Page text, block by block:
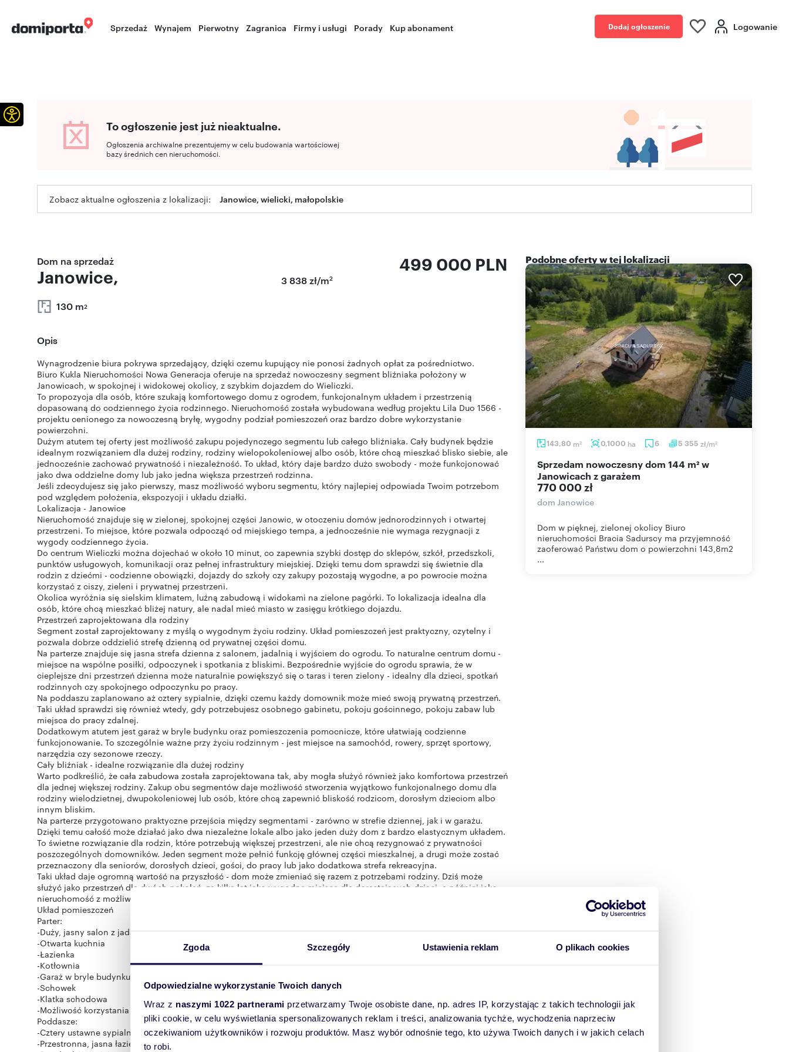
Zgoda Szczegóły Ustawienia reklam O plikach cookies
Odpowiedzialne wykorzystanie Twoich danych
Wraz z naszymi 1022 partnerami przetwarzamy Twoje osobiste dane, np. adres IP, korzystając z takich technologii jak
pliki cookie, w celu wyświetlania spersonalizowanych reklam i treści, analizowania tychże, wychodzenia naprzeciw
oczekiwaniom użytkowników i rozwoju produktów. Masz wybór odnośnie tego, kto używa Twoich danych i w jakich celach
to robi.
Sprzedaż Wynajem Pierwotny Zagranica Firmy i usługi Porady Kup abonament Dodaj ogłoszenie Logowanie
To ogłoszenie jest już nieaktualne.
Ogłoszenia archiwalne prezentujemy w celu budowania wartościowej
bazy średnich cen nieruchomości.
Zobacz aktualne ogłoszenia z lokalizacji: Janowice, wielicki, małopolskie
Dom na sprzedaż
Janowice,
130 m2
499 000 PLN
3 838 zł/m2
Opis
Wynagrodzenie biura pokrywa sprzedający, dzięki czemu kupujący nie ponosi żadnych opłat za pośrednictwo.
Biuro Kukla Nieruchomości Nowa Generacja oferuje na sprzedaż nowoczesny segment bliźniaka położony w
Janowicach, w spokojnej i widokowej okolicy, z szybkim dojazdem do Wieliczki.
To propozycja dla osób, które szukają komfortowego domu z ogrodem, funkcjonalnym układem i przestrzenią
dopasowaną do codziennego życia rodzinnego. Nieruchomość została wybudowana według projektu Lila Duo 1566 -
projektu cenionego za nowoczesną bryłę, wygodny podział pomieszczeń oraz bardzo dobre wykorzystanie
powierzchni.
Dużym atutem tej oferty jest możliwość zakupu pojedynczego segmentu lub całego bliźniaka. Cały budynek będzie
idealnym rozwiązaniem dla dużej rodziny, rodziny wielopokoleniowej albo osób, które chcą mieszkać blisko siebie, ale
jednocześnie zachować prywatność i niezależność. To układ, który daje bardzo dużo swobody - może funkcjonować
jako dwa oddzielne domy lub jako jedna większa przestrzeń rodzinna.
Jeśli zdecydujesz się jako pierwszy, masz możliwość wyboru segmentu, który najlepiej odpowiada Twoim potrzebom
pod względem położenia, ekspozycji i układu działki.
Lokalizacja - Janowice
Nieruchomość znajduje się w zielonej, spokojnej części Janowic, w otoczeniu domów jednorodzinnych i otwartej
przestrzeni. To miejsce, które pozwala odpocząć od miejskiego tempa, a jednocześnie nie wymaga rezygnacji z
wygody codziennego życia.
Do centrum Wieliczki można dojechać w około 10 minut, co zapewnia szybki dostęp do sklepów, szkół, przedszkoli,
punktów usługowych, komunikacji oraz pełnej infrastruktury miejskiej. Dzięki temu dom sprawdzi się świetnie dla
rodzin z dziećmi - codzienne obowiązki, dojazdy do szkoły czy zakupy pozostają wygodne, a po powrocie można
korzystać z ciszy, zieleni i prywatnej przestrzeni.
Okolica wyróżnia się sielskim klimatem, luźną zabudową i widokami na zielone pagórki. To lokalizacja idealna dla
osób, które chcą mieszkać bliżej natury, ale nadal mieć miasto w zasięgu krótkiego dojazdu.
Przestrzeń zaprojektowana dla rodziny
Segment został zaprojektowany z myślą o wygodnym życiu rodziny. Układ pomieszczeń jest praktyczny, czytelny i
pozwala dobrze oddzielić strefę dzienną od prywatnej części domu.
Na parterze znajduje się jasna strefa dzienna z salonem, jadalnią i wyjściem do ogrodu. To naturalne centrum domu -
miejsce na wspólne posiłki, odpoczynek i spotkania z bliskimi. Bezpośrednie wyjście do ogrodu sprawia, że w
cieplejsze dni przestrzeń dzienna może naturalnie powiększyć się o taras i teren zielony - idealny dla dzieci, spotkań
rodzinnych czy spokojnego odpoczynku po pracy.
Na poddaszu zaplanowano aż cztery sypialnie, dzięki czemu każdy domownik może mieć swoją prywatną przestrzeń.
Taki układ sprawdzi się również wtedy, gdy potrzebujesz osobnego gabinetu, pokoju gościnnego, pokoju zabaw lub
miejsca do pracy zdalnej.
Dodatkowym atutem jest garaż w bryle budynku oraz pomieszczenia pomocnicze, które ułatwiają codzienne
funkcjonowanie. To szczególnie ważne przy życiu rodzinnym - jest miejsce na samochód, rowery, sprzęt sportowy,
narzędzia czy sezonowe rzeczy.
Cały bliźniak - idealne rozwiązanie dla dużej rodziny
Warto podkreślić, że cała zabudowa została zaprojektowana tak, aby mogła służyć również jako komfortowa przestrzeń
dla jednej większej rodziny. Zakup obu segmentów daje możliwość stworzenia wyjątkowo funkcjonalnego domu dla
rodziny wielodzietnej, dwupokoleniowej lub osób, które chcą zapewnić bliskość rodzicom, dorosłym dzieciom albo
innym bliskim.
Na parterze przygotowano praktyczne przejścia między segmentami - zarówno w strefie dziennej, jak i w garażu.
Dzięki temu całość może działać jako dwa niezależne lokale albo jako jeden duży dom z bardzo elastycznym układem.
To świetne rozwiązanie dla rodzin, które potrzebują większej przestrzeni, ale nie chcą rezygnować z prywatności
poszczególnych domowników. Jeden segment może pełnić funkcję głównej części mieszkalnej, a drugi może zostać
przeznaczony dla seniorów, dorosłych dzieci, gości, do pracy lub jako dodatkowa strefa rekreacyjna.
Taki układ daje ogromną wartość na przyszłość - dom może zmieniać się razem z potrzebami rodziny. Dziś może
służyć jako przestrzeń dla dwóch pokoleń, za kilka lat jako wygodne miejsce dla dorastających dzieci, a później jako
nieruchomość z możliwością niezależnego korzystania z dwóch części.
Układ pomieszczeń
Parter:
-Duży, jasny salon z jadalnią i wyjściem do ogrodu
-Otwarta kuchnia
-Łazienka
-Kotłownia
-Garaż w bryle budynku
-Schowek
-Klatka schodowa
-Możliwość korzystania z przejść do drugiego segmentu
Poddasze:
-Cztery ustawne sypialnie
-Przestronna, jasna łazienka
Podobne oferty w tej lokalizacji
143,80 m2 0,1000 ha 6 5 355 zł/m2
Sprzedam nowoczesny dom 144 m² w
Janowicach z garażem
770 000 zł
dom Janowice
Dom w pięknej, zielonej okolicy Biuro
nieruchomości Bracia Sadurscy ma przyjemność
zaoferować Państwu dom o powierzchni 143,8m2
...
Otwórz pasek narzędzi